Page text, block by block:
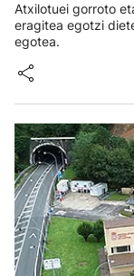
Atxilotuei gorroto
eragitea egotzi
egotea.